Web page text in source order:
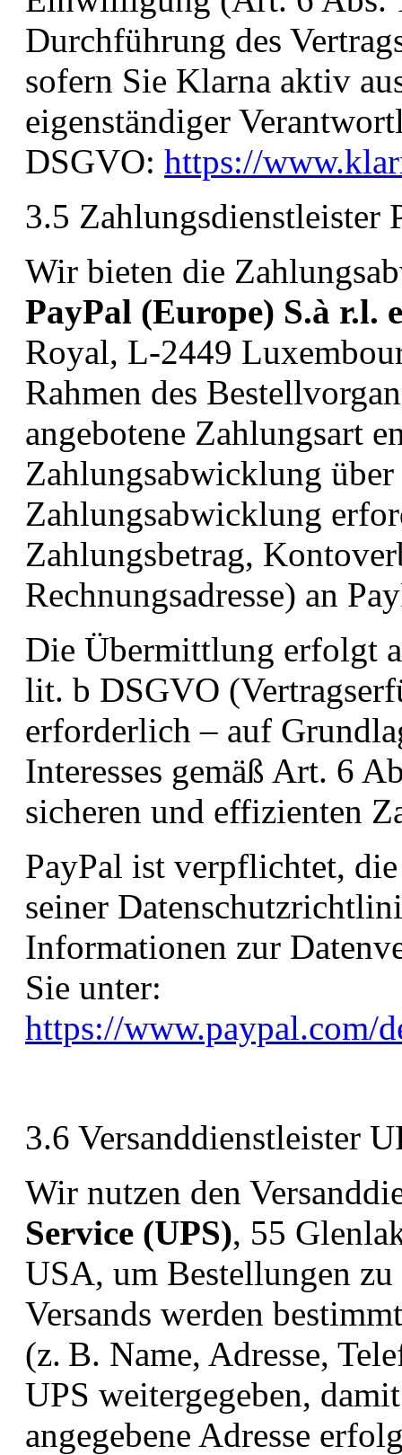
Durchführung des
sofern Sie Klarna aktiv
eigenständiger
DSGVO: https://
3.5 Zahlungsdienstleister
Wir bieten die
PayPal (Europe) S.à r.l.
Royal, L-2449
Rahmen des
angebotene Zahlungsart
Zahlungsabwicklung
Zahlungsabwicklung
Zahlungsbetrag,
Rechnungsadresse) an
Die Übermittlung erfolgt
lit. b DSGVO
erforderlich – auf
Interesses gemäß Art. 6
sicheren und effizienten
PayPal ist verpflichtet,
seiner
Informationen zur
Sie unter:
https://www.paypal.com/
3.6 Versanddienstleister
Wir nutzen den
Service (UPS), 55
USA, um Bestellungen
Versands werden
(z. B. Name, Adresse,
UPS weitergegeben,
angegebene Adresse